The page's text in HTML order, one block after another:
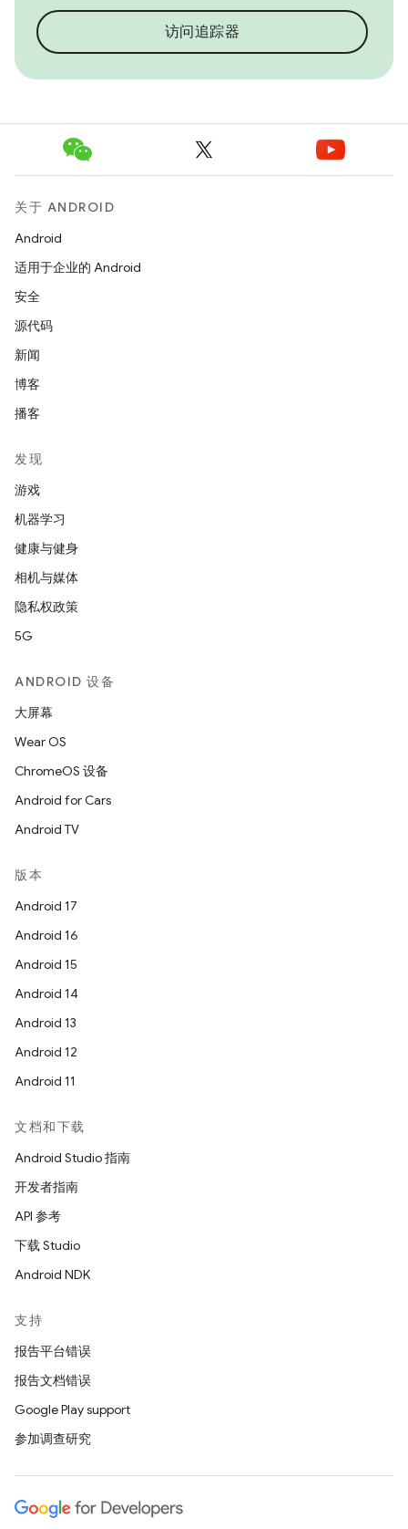
访问追踪器
关于 ANDROID
Android
适用于企业的 Android
安全
源代码
新闻
博客
播客
发现
游戏
机器学习
健康与健身
相机与媒体
隐私权政策
5G
ANDROID 设备
大屏幕
Wear OS
ChromeOS 设备
Android for Cars
Android TV
版本
Android 17
Android 16
Android 15
Android 14
Android 13
Android 12
Android 11
文档和下载
Android Studio 指南
开发者指南
API 参考
下载 Studio
Android NDK
支持
报告平台错误
报告文档错误
Google Play support
参加调查研究